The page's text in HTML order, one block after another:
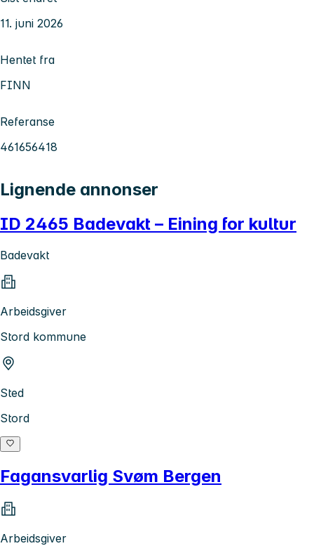
11. juni 2026
Hentet fra
FINN
Referanse
461656418
Lignende annonser
ID 2465 Badevakt – Eining for kultur
Badevakt
Arbeidsgiver
Stord kommune
Sted
Stord
Fagansvarlig Svøm Bergen
Arbeidsgiver